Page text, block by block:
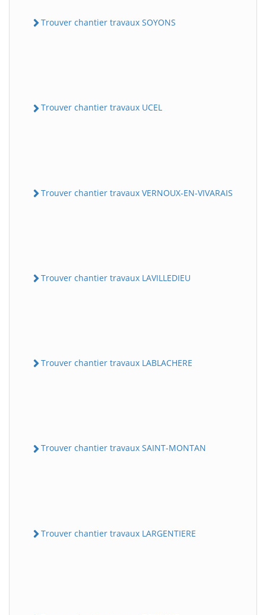
Trouver chantier travaux SOYONS
Trouver chantier travaux UCEL
Trouver chantier travaux VERNOUX-EN-VIVARAIS
Trouver chantier travaux LAVILLEDIEU
Trouver chantier travaux LABLACHERE
Trouver chantier travaux SAINT-MONTAN
Trouver chantier travaux LARGENTIERE